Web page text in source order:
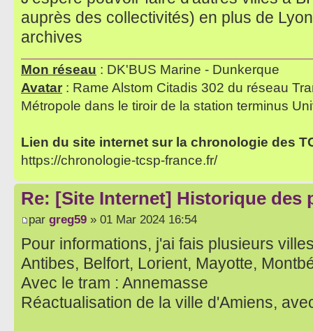
auprès des collectivités) en plus de
archives
Mon réseau : DK'BUS Marine - Dunkerque
Avatar : Rame Alstom Citadis 302 du réseau
Métropole dans le tiroir de la station terminus
Lien du site internet sur la chronologie des
https://chronologie-tcsp-france.fr/
Re: [Site Internet] Historique des
par greg59 » 01 Mar 2024 16:54
Pour informations, j'ai fais plusieurs
Antibes, Belfort, Lorient, Mayotte,
Avec le tram : Annemasse
Réactualisation de la ville d'Amiens,